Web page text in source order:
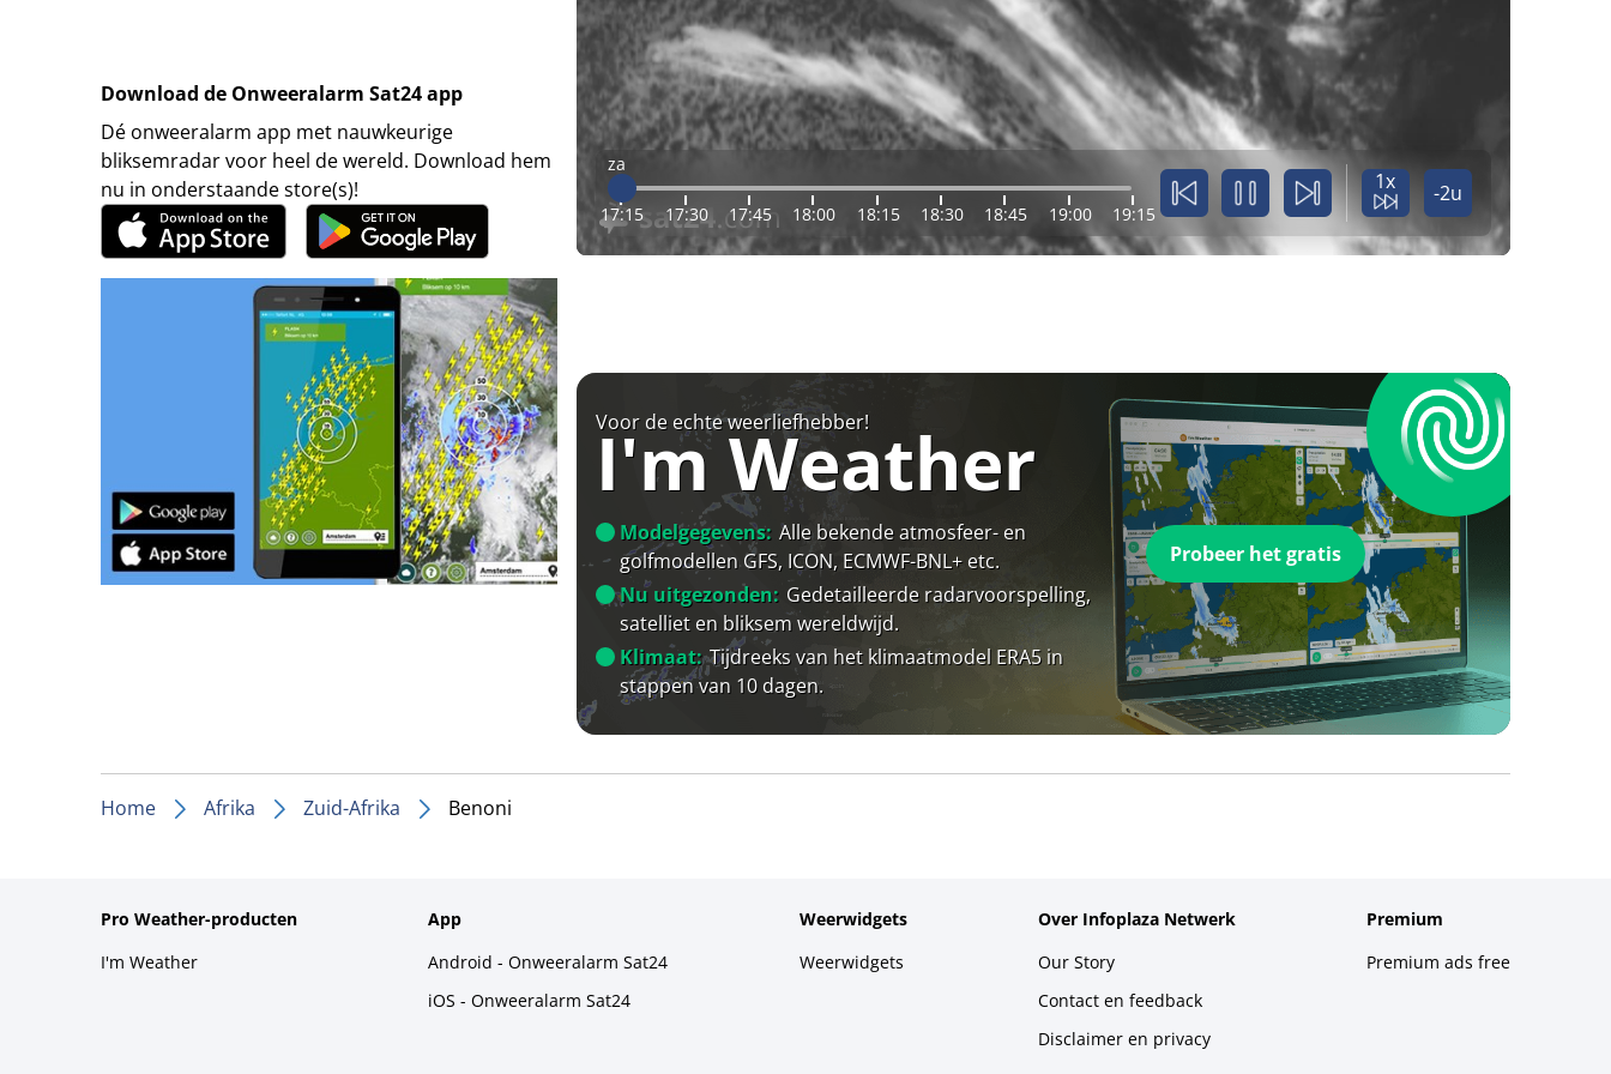
Download de Onweeralarm Sat24 app
Dé onweeralarm app met nauwkeurige
bliksemradar voor heel de wereld. Download hem
nu in onderstaande store(s)!
za
17:15 17:30 17:45 18:00 18:15 18:30 18:45 19:00 19:15
1x -2u
Voor de echte weerliefhebber!
I'm Weather
Modelgegevens: Alle bekende atmosfeer- en
golfmodellen GFS, ICON, ECMWF-BNL+ etc.
Nu uitgezonden: Gedetailleerde radarvoorspelling,
satelliet en bliksem wereldwijd.
Klimaat: Tijdreeks van het klimaatmodel ERA5 in
stappen van 10 dagen.
Probeer het gratis
Home Afrika Zuid-Afrika Benoni
Pro Weather-producten
I'm Weather
App
Android - Onweeralarm Sat24
iOS - Onweeralarm Sat24
Weerwidgets
Weerwidgets
Over Infoplaza Netwerk
Our Story
Contact en feedback
Disclaimer en privacy
Premium
Premium ads free